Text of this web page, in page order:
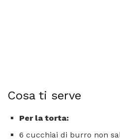
Cosa ti serve
Per la torta:
6 cucchiai di burro non